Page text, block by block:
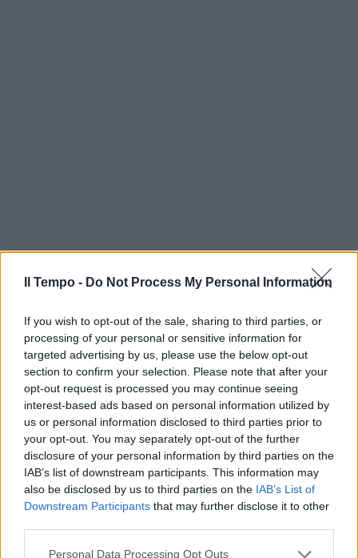
Il Tempo - Do Not Process My Personal Information
If you wish to opt-out of the sale, sharing to third parties, or
processing of your personal or sensitive information for
targeted advertising by us, please use the below opt-out
section to confirm your selection. Please note that after your
opt-out request is processed you may continue seeing
interest-based ads based on personal information utilized by
us or personal information disclosed to third parties prior to
your opt-out. You may separately opt-out of the further
disclosure of your personal information by third parties on the
IAB’s list of downstream participants. This information may
also be disclosed by us to third parties on the IAB’s List of
Downstream Participants that may further disclose it to other
Personal Data Processing Opt Outs
In evidenza